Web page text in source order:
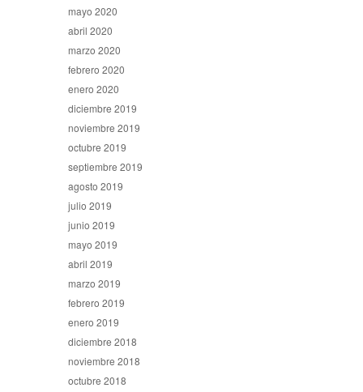
mayo 2020
abril 2020
marzo 2020
febrero 2020
enero 2020
diciembre 2019
noviembre 2019
octubre 2019
septiembre 2019
agosto 2019
julio 2019
junio 2019
mayo 2019
abril 2019
marzo 2019
febrero 2019
enero 2019
diciembre 2018
noviembre 2018
octubre 2018